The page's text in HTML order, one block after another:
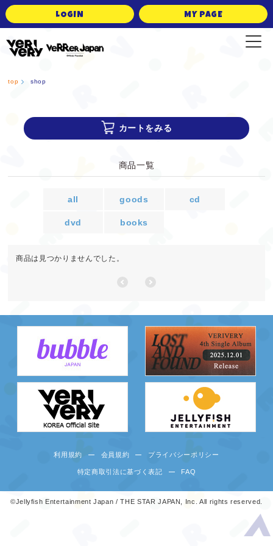
LOGIN MY PAGE
top shop
商品一覧
カートをみる
all goods cd
dvd books
商品は見つかりませんでした。
利用規約 会員規約 プライバシーポリシー
特定商取引法に基づく表記 FAQ
©Jellyfish Entertainment Japan / THE STAR JAPAN, Inc. All rights reserved.